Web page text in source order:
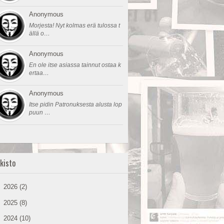
Anonymous
Morjesta! Nyt kolmas erä tulossa t
ällä o…
Anonymous
En ole itse asiassa tainnut ostaa k
ertaa…
Anonymous
Itse pidin Patronuksesta alusta lop
puun …
2026 (2)
2025 (8)
2024 (10)